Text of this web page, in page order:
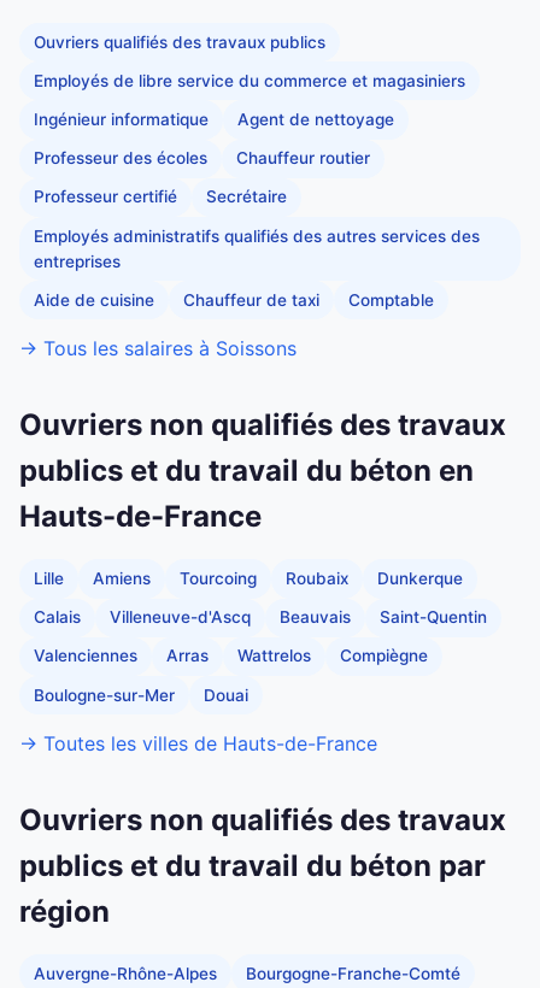
Ouvriers qualifiés des travaux publics
Employés de libre service du commerce et magasiniers
Ingénieur informatique Agent de nettoyage
Professeur des écoles Chauffeur routier
Professeur certifié Secrétaire
Employés administratifs qualifiés des autres services des
entreprises
Aide de cuisine Chauffeur de taxi Comptable
→ Tous les salaires à Soissons
Ouvriers non qualifiés des travaux
publics et du travail du béton en
Hauts-de-France
Lille Amiens Tourcoing Roubaix Dunkerque
Calais Villeneuve-d'Ascq Beauvais Saint-Quentin
Valenciennes Arras Wattrelos Compiègne
Boulogne-sur-Mer Douai
→ Toutes les villes de Hauts-de-France
Ouvriers non qualifiés des travaux
publics et du travail du béton par
région
Auvergne-Rhône-Alpes Bourgogne-Franche-Comté